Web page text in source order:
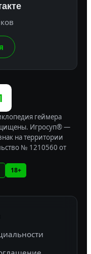
геймера
Игросуп® —
на территории
№ 1210560 от
18+